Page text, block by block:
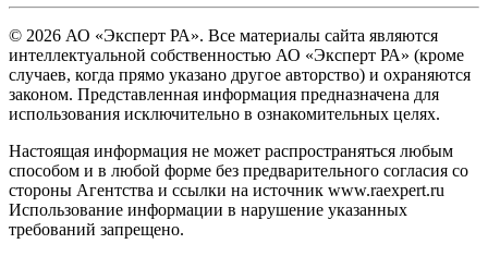
© 2026 АО «Эксперт РА». Все материалы сайта являются
интеллектуальной собственностью АО «Эксперт РА» (кроме
случаев, когда прямо указано другое авторство) и охраняются
законом. Представленная информация предназначена для
использования исключительно в ознакомительных целях.
Настоящая информация не может распространяться любым
способом и в любой форме без предварительного согласия со
стороны Агентства и ссылки на источник www.raexpert.ru
Использование информации в нарушение указанных
требований запрещено.